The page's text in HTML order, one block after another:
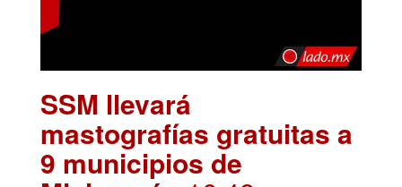
SSM llevará
mastografías gratuitas a
9 municipios de